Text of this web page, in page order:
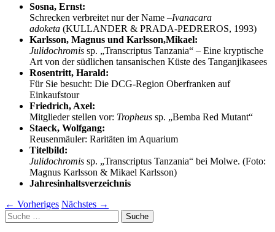
Sosna, Ernst:
Schrecken verbreitet nur der Name –Ivanacara
adoketa (KULLANDER & PRADA-PEDREROS, 1993)
Karlsson, Magnus und Karlsson,Mikael:
Julidochromis sp. „Transcriptus Tanzania“ – Eine kryptische
Art von der südlichen tansanischen Küste des Tanganjikasees
Rosentritt, Harald:
Für Sie besucht: Die DCG-Region Oberfranken auf
Einkaufstour
Friedrich, Axel:
Mitglieder stellen vor: Tropheus sp. „Bemba Red Mutant“
Staeck, Wolfgang:
Reusenmäuler: Raritäten im Aquarium
Titelbild:
Julidochromis sp. „Transcriptus Tanzania“ bei Molwe. (Foto:
Magnus Karlsson & Mikael Karlsson)
Jahresinhaltsverzeichnis
← Vorheriges Nächstes →
Suche
nach: